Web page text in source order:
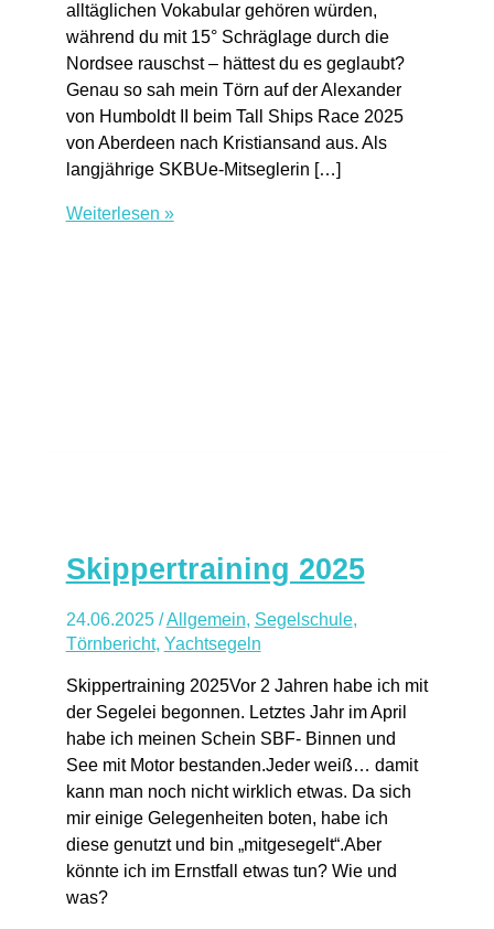
alltäglichen Vokabular gehören würden,
während du mit 15° Schräglage durch die
Nordsee rauschst – hättest du es geglaubt?
Genau so sah mein Törn auf der Alexander
von Humboldt II beim Tall Ships Race 2025
von Aberdeen nach Kristiansand aus. Als
langjährige SKBUe-Mitseglerin […]
Mit
von
Humboldt
II
Weiterlesen »
Skippertraining 2025
24.06.2025 /Allgemein, Segelschule,
Törnbericht, Yachtsegeln
Skippertraining 2025Vor 2 Jahren habe ich mit
der Segelei begonnen. Letztes Jahr im April
habe ich meinen Schein SBF- Binnen und
See mit Motor bestanden.Jeder weiß… damit
kann man noch nicht wirklich etwas. Da sich
mir einige Gelegenheiten boten, habe ich
diese genutzt und bin „mitgesegelt“.Aber
könnte ich im Ernstfall etwas tun? Wie und
was?